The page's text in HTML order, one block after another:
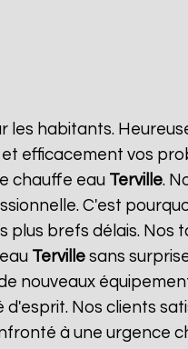
les habitants.
efficacement vos
chauffe eau Terville.
C'est
plus brefs délais. Nos
Terville sans
nouveaux
Nos clients
à une urgence